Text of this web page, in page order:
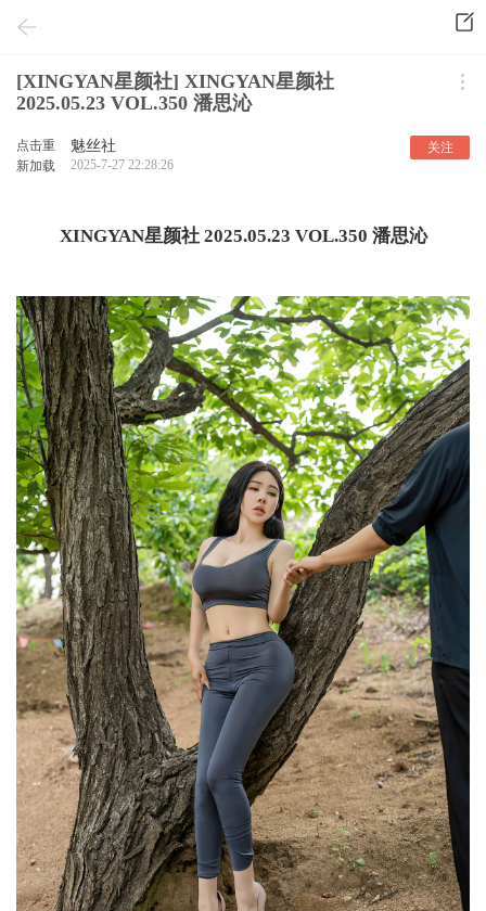
[XINGYAN星颜社] XINGYAN星颜社
2025.05.23 VOL.350 潘思沁
点击重
新加载
魅丝社
2025-7-27 22:28:26
关注
XINGYAN星颜社 2025.05.23 VOL.350 潘思沁